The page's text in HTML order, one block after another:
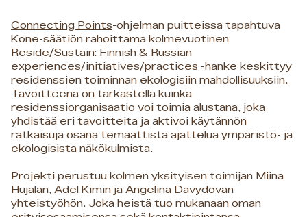
Connecting Points-ohjelman puitteissa tapahtuva
Kone-säätiön rahoittama kolmevuotinen
Reside/Sustain: Finnish & Russian
experiences/initiatives/practices -hanke keskittyy
residenssien toiminnan ekologisiin mahdollisuuksiin.
Tavoitteena on tarkastella kuinka
residenssiorganisaatio voi toimia alustana, joka
yhdistää eri tavoitteita ja aktivoi käytännön
ratkaisuja osana temaattista ajattelua ympäristö- ja
ekologisista näkökulmista.
Projekti perustuu kolmen yksityisen toimijan Miina
Hujalan, Adel Kimin ja Angelina Davydovan
yhteistyöhön. Joka heistä tuo mukanaan oman